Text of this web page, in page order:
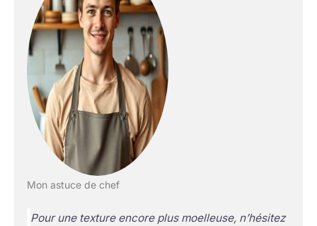
Mon astuce de chef
Pour une texture encore plus moelleuse, n’hésitez